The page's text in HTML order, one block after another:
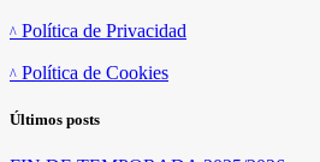
Política de Privacidad
Política de Cookies
Últimos posts